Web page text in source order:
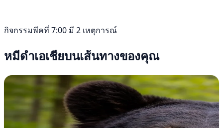
กิจกรรมพีคที่ 7:00 มี 2 เหตุการณ์
หมีดำเอเชียบนเส้นทางของคุณ